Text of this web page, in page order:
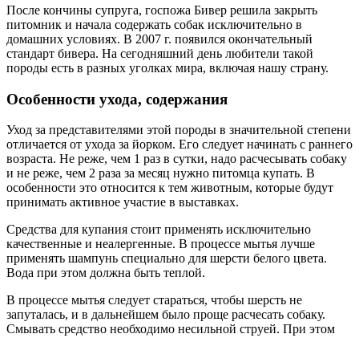
После кончины супруга, госпожа Бивер решила закрыть
питомник и начала содержать собак исключительно в
домашних условиях. В 2007 г. появился окончательный
стандарт бивера. На сегодняшний день любители такой
породы есть в разных уголках мира, включая нашу страну.
Особенности ухода, содержания
Уход за представителями этой породы в значительной степени
отличается от ухода за йорком. Его следует начинать с раннего
возраста. Не реже, чем 1 раз в сутки, надо расчесывать собаку
и не реже, чем 2 раза за месяц нужно питомца купать. В
особенности это относится к тем животным, которые будут
принимать активное участие в выставках.
Средства для купания стоит применять исключительно
качественные и неалергенные. В процессе мытья лучше
применять шампунь специально для шерсти белого цвета.
Вода при этом должна быть теплой.
В процессе мытья следует стараться, чтобы шерсть не
запуталась, и в дальнейшем было проще расчесать собаку.
Смывать средство необходимо несильной струей. При этом